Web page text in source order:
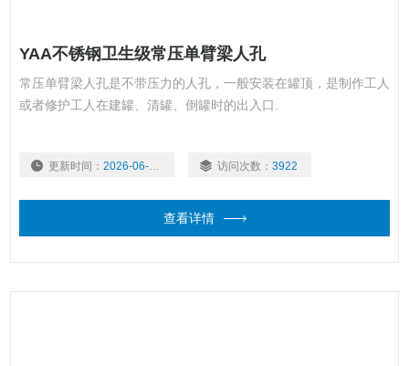
YAA不锈钢卫生级常压单臂梁人孔
常压单臂梁人孔是不带压力的人孔，一般安装在罐顶，是制作工人
或者修护工人在建罐、清罐、倒罐时的出入口.
更新时间： 2026-06-16 访问次数： 3922
查看详情